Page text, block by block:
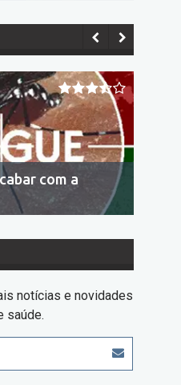
com a
notícias e novidades
saúde.